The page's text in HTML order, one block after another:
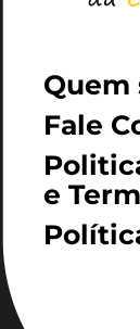
Quem
Fale
e